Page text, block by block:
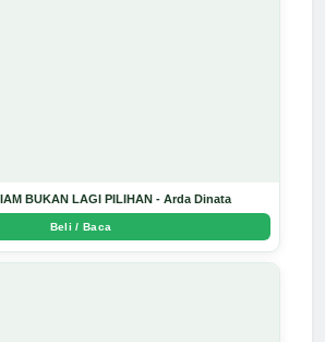
BUKAN LAGI PILIHAN - Arda Dinata
Beli / Baca